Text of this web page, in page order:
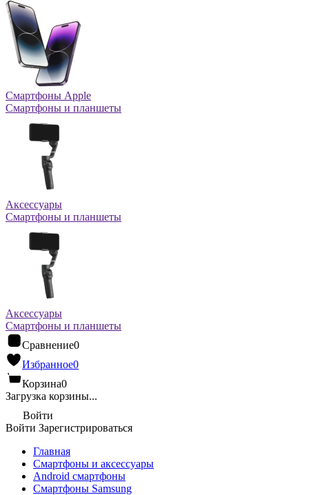
Смартфоны Apple
Смартфоны и планшеты
Аксессуары
Смартфоны и планшеты
Аксессуары
Смартфоны и планшеты
Сравнение0
Избранное0
Корзина0
Загрузка корзины...
Войти
Войти Зарегистрироваться
Главная
Смартфоны и аксессуары
Android cмартфоны
Смартфоны Samsung